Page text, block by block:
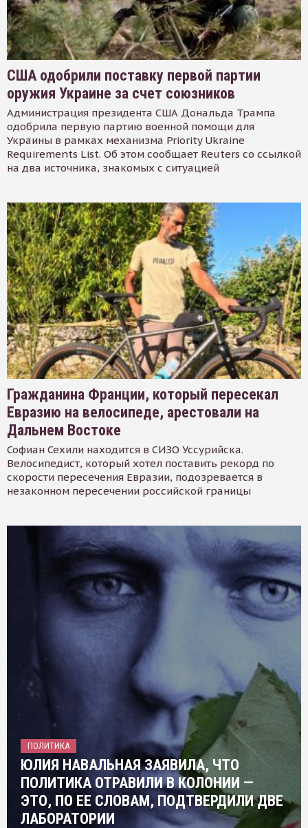
США одобрили поставку первой партии
оружия Украине за счет союзников
Администрация президента США Дональда Трампа
одобрила первую партию военной помощи для
Украины в рамках механизма Priority Ukraine
Requirements List. Об этом сообщает Reuters со ссылкой
на два источника, знакомых с ситуацией
Гражданина Франции, который пересекал
Евразию на велосипеде, арестовали на
Дальнем Востоке
Софиан Сехили находится в СИЗО Уссурийска.
Велосипедист, который хотел поставить рекорд по
скорости пересечения Евразии, подозревается в
незаконном пересечении российской границы
ПОЛИТИКА
ЮЛИЯ НАВАЛЬНАЯ ЗАЯВИЛА, ЧТО
ПОЛИТИКА ОТРАВИЛИ В КОЛОНИИ —
ЭТО, ПО ЕЕ СЛОВАМ, ПОДТВЕРДИЛИ ДВЕ
ЛАБОРАТОРИИ